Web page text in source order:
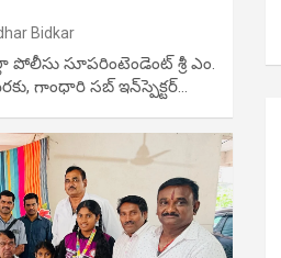
Bidkar
సూపరింటెండెంట్ శ్రీ ఎం.
గాంధారి సబ్‌ ఇన్‌స్పెక్టర్…